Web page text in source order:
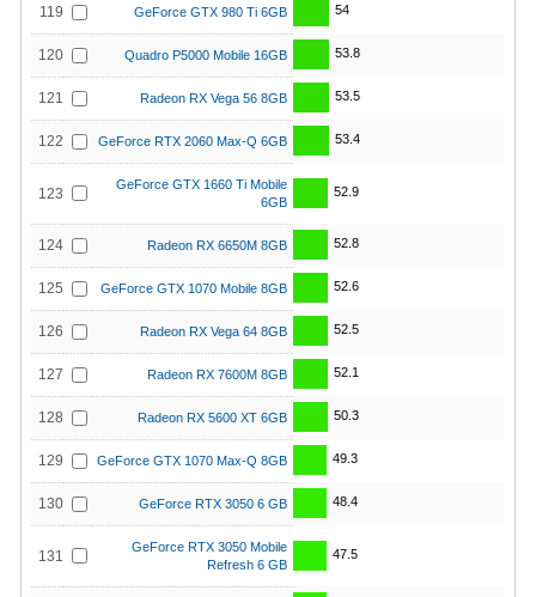
119 GeForce GTX 980 Ti 6GB 54
120 Quadro P5000 Mobile 16GB 53.8
121 Radeon RX Vega 56 8GB 53.5
122 GeForce RTX 2060 Max-Q 6GB 53.4
123
GeForce GTX 1660 Ti Mobile
6GB
52.9
124 Radeon RX 6650M 8GB 52.8
125 GeForce GTX 1070 Mobile 8GB 52.6
126 Radeon RX Vega 64 8GB 52.5
127 Radeon RX 7600M 8GB 52.1
128 Radeon RX 5600 XT 6GB 50.3
129 GeForce GTX 1070 Max-Q 8GB 49.3
130 GeForce RTX 3050 6 GB 48.4
131
GeForce RTX 3050 Mobile
Refresh 6 GB
47.5